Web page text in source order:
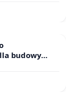
budowy
w
i